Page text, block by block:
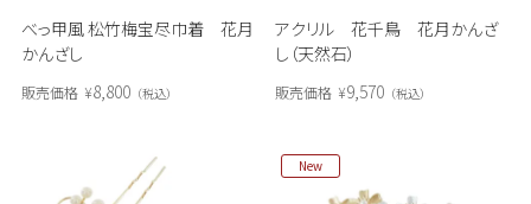
べっ甲風 松竹梅宝尽巾着 花月
かんざし
販売価格 ¥8,800 税込
アクリル 花千鳥 花月かんざ
し（天然石）
販売価格 ¥9,570 税込
New